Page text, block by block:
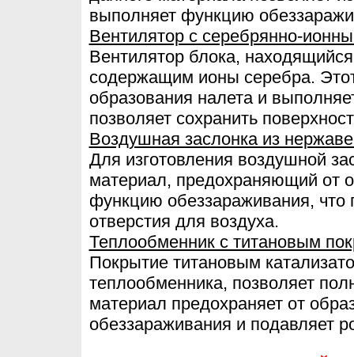
выполняет функцию
Вентилятор с серебрянно-
Вентилятор блока,
содержащим ионы серебра.
образования налета и
позволяет сохранить
Воздушная заслонка из
Для изготовления воздушной
материал, предохраняющий от
функцию обеззараживания, что
отверстия для воздуха.
Теплообменник с титановым
Покрытие титановым
теплообменника, позволяет
материал предохраняет от
обеззараживания и подавляет